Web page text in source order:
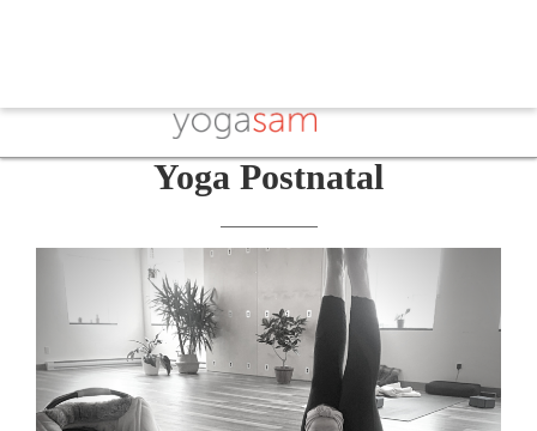
Yoga Postnatal